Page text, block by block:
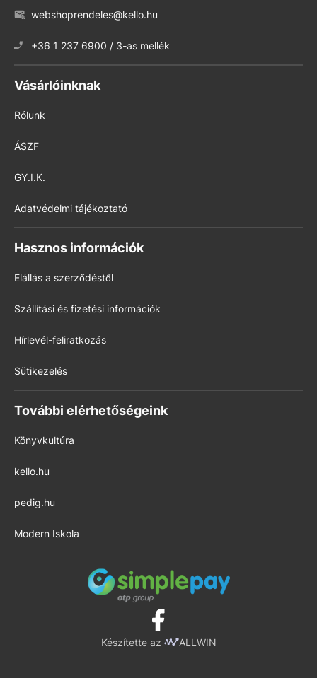
webshoprendeles@kello.hu
+36 1 237 6900 / 3-as mellék
Vásárlóinknak
Rólunk
ÁSZF
GY.I.K.
Adatvédelmi tájékoztató
Hasznos információk
Elállás a szerződéstől
Szállítási és fizetési információk
Hírlevél-feliratkozás
Sütikezelés
További elérhetőségeink
Könyvkultúra
kello.hu
pedig.hu
Modern Iskola
Készítette az ALLWIN